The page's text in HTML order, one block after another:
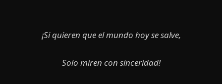
¡Si quieren que el mundo hoy se salve,
Solo miren con sinceridad!